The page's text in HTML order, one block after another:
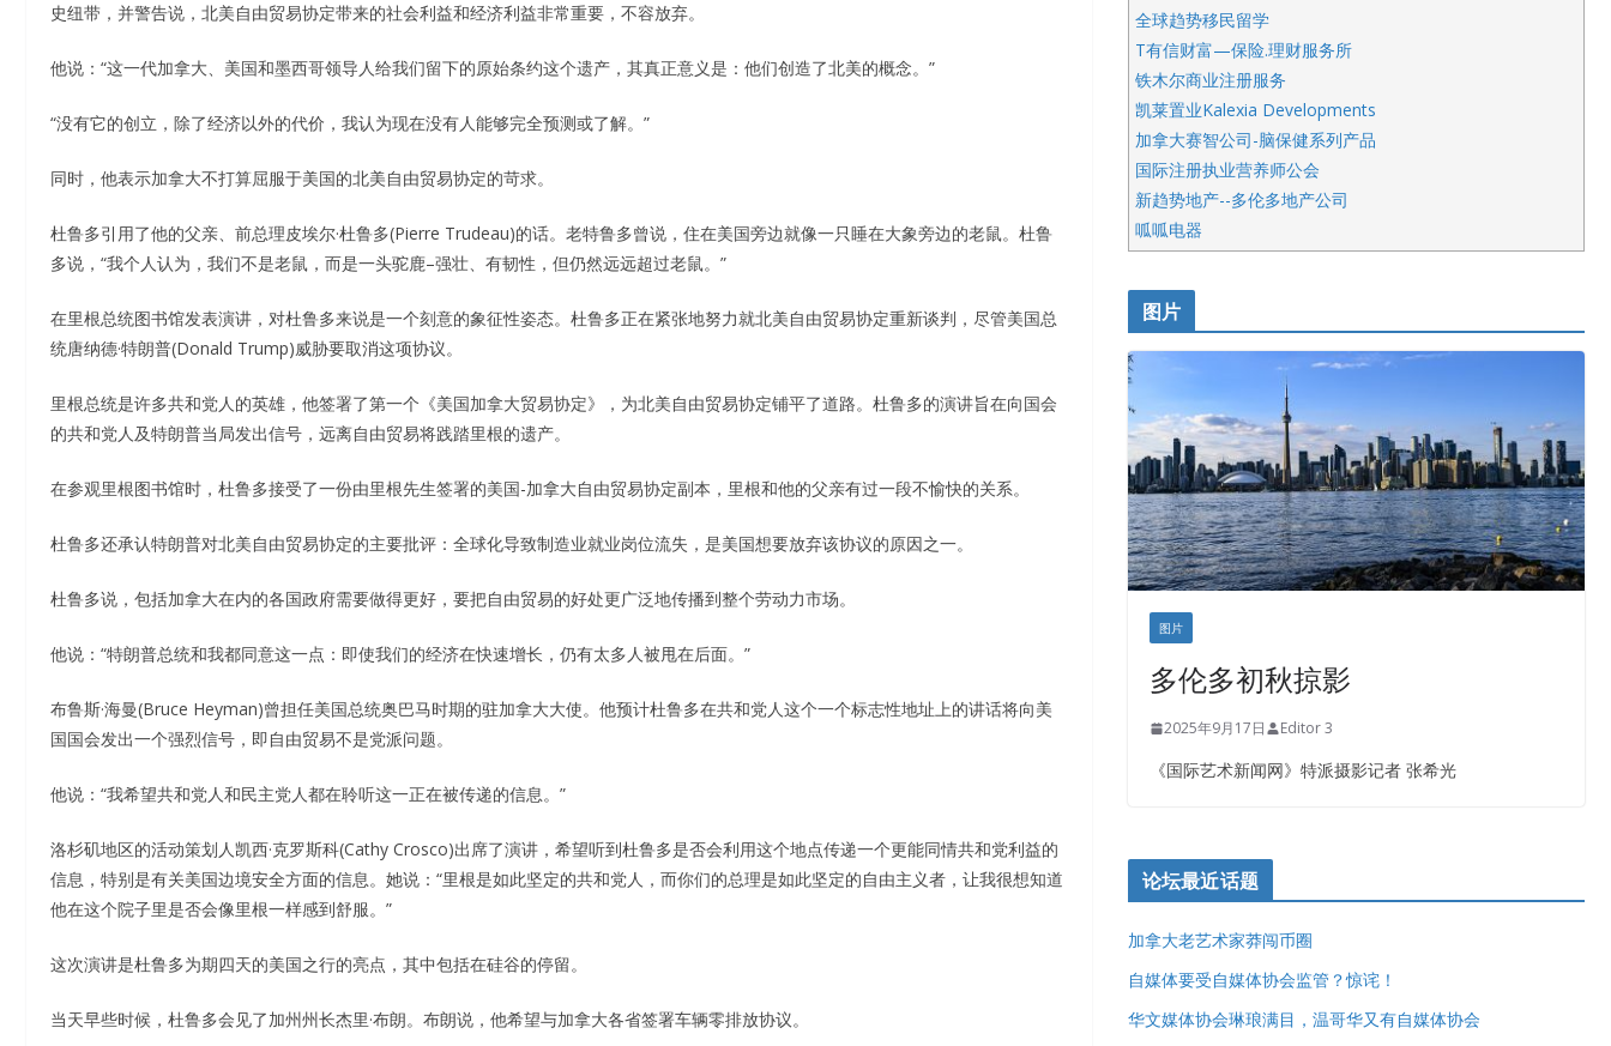
史纽带，并警告说，北美自由贸易协定带来的社会利益和经济利益非常重要，不容放弃。
他说：“这一代加拿大、美国和墨西哥领导人给我们留下的原始条约这个遗产，其真正意义是：他们创造了北美的概念。”
“没有它的创立，除了经济以外的代价，我认为现在没有人能够完全预测或了解。”
同时，他表示加拿大不打算屈服于美国的北美自由贸易协定的苛求。
杜鲁多引用了他的父亲、前总理皮埃尔·杜鲁多(Pierre Trudeau)的话。老特鲁多曾说，住在美国旁边就像一只睡在大象旁边的老鼠。杜鲁
多说，“我个人认为，我们不是老鼠，而是一头驼鹿–强壮、有韧性，但仍然远远超过老鼠。”
在里根总统图书馆发表演讲，对杜鲁多来说是一个刻意的象征性姿态。杜鲁多正在紧张地努力就北美自由贸易协定重新谈判，尽管美国总
统唐纳德·特朗普(Donald Trump)威胁要取消这项协议。
里根总统是许多共和党人的英雄，他签署了第一个《美国加拿大贸易协定》，为北美自由贸易协定铺平了道路。杜鲁多的演讲旨在向国会
的共和党人及特朗普当局发出信号，远离自由贸易将践踏里根的遗产。
在参观里根图书馆时，杜鲁多接受了一份由里根先生签署的美国-加拿大自由贸易协定副本，里根和他的父亲有过一段不愉快的关系。
杜鲁多还承认特朗普对北美自由贸易协定的主要批评：全球化导致制造业就业岗位流失，是美国想要放弃该协议的原因之一。
杜鲁多说，包括加拿大在内的各国政府需要做得更好，要把自由贸易的好处更广泛地传播到整个劳动力市场。
他说：“特朗普总统和我都同意这一点：即使我们的经济在快速增长，仍有太多人被甩在后面。”
布鲁斯·海曼(Bruce Heyman)曾担任美国总统奥巴马时期的驻加拿大大使。他预计杜鲁多在共和党人这个一个标志性地址上的讲话将向美
国国会发出一个强烈信号，即自由贸易不是党派问题。
他说：“我希望共和党人和民主党人都在聆听这一正在被传递的信息。”
洛杉矶地区的活动策划人凯西·克罗斯科(Cathy Crosco)出席了演讲，希望听到杜鲁多是否会利用这个地点传递一个更能同情共和党利益的
信息，特别是有关美国边境安全方面的信息。她说：“里根是如此坚定的共和党人，而你们的总理是如此坚定的自由主义者，让我很想知道
他在这个院子里是否会像里根一样感到舒服。”
这次演讲是杜鲁多为期四天的美国之行的亮点，其中包括在硅谷的停留。
当天早些时候，杜鲁多会见了加州州长杰里·布朗。布朗说，他希望与加拿大各省签署车辆零排放协议。
全球趋势移民留学
T有信财富—保险.理财服务所
铁木尔商业注册服务
凯莱置业Kalexia Developments
加拿大赛智公司-脑保健系列产品
国际注册执业营养师公会
新趋势地产--多伦多地产公司
呱呱电器
开明车行KS CAR SALES & SERVICE
皇后金融集团
铁木尔商业注册服务
图片
图片
多伦多初秋掠影
2025年9月17日 Editor 3
《国际艺术新闻网》特派摄影记者 张希光
论坛最近话题
加拿大老艺术家莽闯币圈
自媒体要受自媒体协会监管？惊诧！
华文媒体协会琳琅满目，温哥华又有自媒体协会